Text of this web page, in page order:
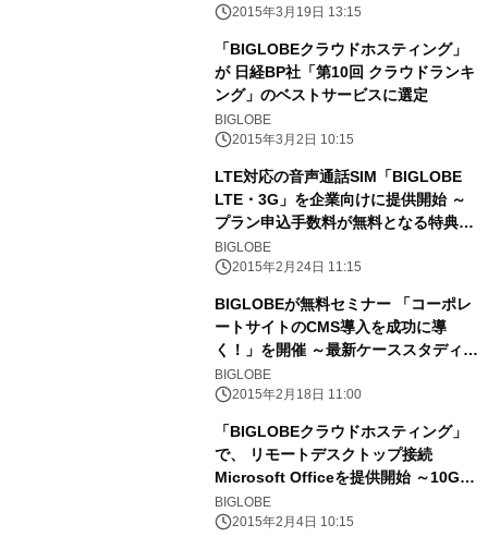
2012(Windows Server 2012 R2)も提
2015年3月19日 13:15
「BIGLOBEクラウドホスティング」
が 日経BP社「第10回 クラウドランキ
ング」のベストサービスに選定
BIGLOBE
2015年3月2日 10:15
LTE対応の音声通話SIM「BIGLOBE
LTE・3G」を企業向けに提供開始 ～
プラン申込手数料が無料となる特典も
実施～
BIGLOBE
2015年2月24日 11:15
BIGLOBEが無料セミナー 「コーポレ
ートサイトのCMS導入を成功に導
く！」を開催 ～最新ケーススタディか
らわかるプロジェクトのポイントを徹
底解説～
BIGLOBE
2015年2月18日 11:00
「BIGLOBEクラウドホスティング」
で、 リモートデスクトップ接続
Microsoft Officeを提供開始 ～10GB
あたり月額250円のバックアップサー
ビスも提供開始～
BIGLOBE
2015年2月4日 10:15